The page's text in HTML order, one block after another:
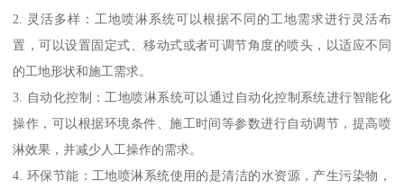
2. 灵活多样：工地喷淋系统可以根据不同的工地需求进行灵活布
置，可以设置固定式、移动式或者可调节角度的喷头，以适应不同
的工地形状和施工需求。
3. 自动化控制：工地喷淋系统可以通过自动化控制系统进行智能化
操作，可以根据环境条件、施工时间等参数进行自动调节，提高喷
淋效果，并减少人工操作的需求。
4. 环保节能：工地喷淋系统使用的是清洁的水资源，产生污染物，